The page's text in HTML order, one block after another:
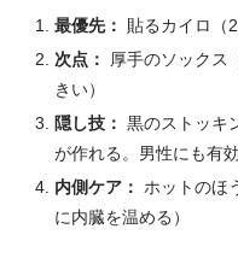
最優先：
貼るカイロ（
次点：
厚手のソックス
きい）
隠し技： 黒のストッキ
が作れる。男性にも有効
内側ケア：
ホットのほ
に内臓を温める）